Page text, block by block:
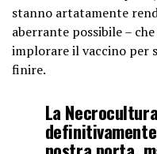
stanno artatamente
aberrante possibile –
implorare il vaccino per
finire.
La